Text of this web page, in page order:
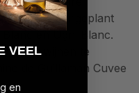
is aangeplant
en Ugni Blanc.
wijnen te
de Guillaman Cuvee
VEEL
en